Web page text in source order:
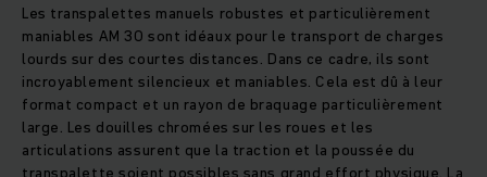
Les transpalettes manuels robustes et particulièrement
maniables AM 30 sont idéaux pour le transport de charges
lourds sur des courtes distances. Dans ce cadre, ils sont
incroyablement silencieux et maniables. Cela est dû à leur
format compact et un rayon de braquage particulièrement
large. Les douilles chromées sur les roues et les
articulations assurent que la traction et la poussée du
transpalette soient possibles sans grand effort physique. La